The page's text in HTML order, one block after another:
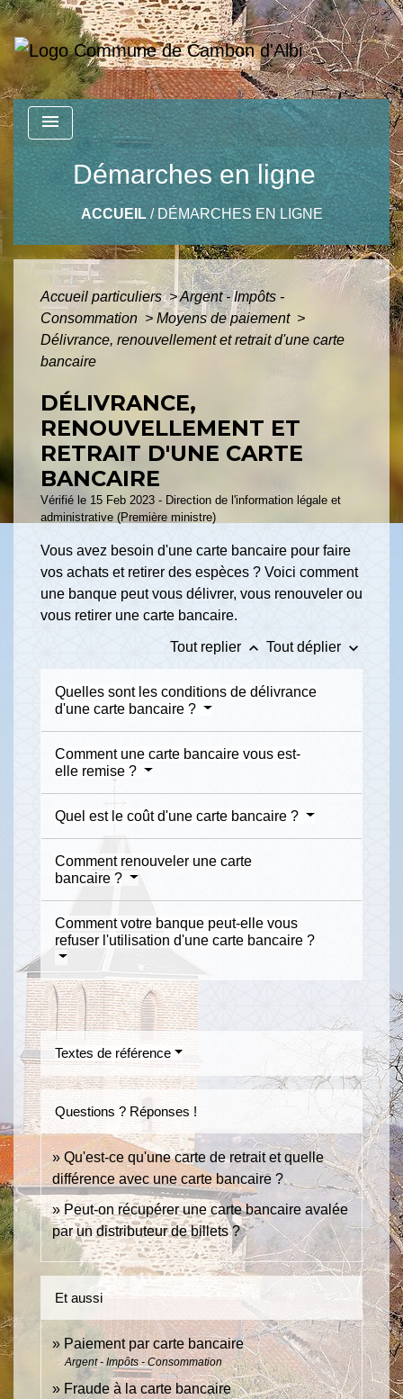
menu
Démarches en ligne
ACCUEIL/DÉMARCHES EN LIGNE
Accueil particuliers>Argent - Impôts -
Consommation > Moyens de paiement >
Délivrance, renouvellement et retrait d'une carte
bancaire
DÉLIVRANCE,
RENOUVELLEMENT ET
RETRAIT D'UNE CARTE
BANCAIRE
Vérifié le 15 Feb 2023 - Direction de l'information légale et
administrative (Première ministre)
Vous avez besoin d'une carte bancaire pour faire
vos achats et retirer des espèces ? Voici comment
une banque peut vous délivrer, vous renouveler ou
vous retirer une carte bancaire.
Tout replier keyboard_arrow_up Tout déplier keyboard_arrow_down
Quelles sont les conditions de délivrance
d'une carte bancaire ?
Comment une carte bancaire vous est-
elle remise ?
Quel est le coût d'une carte bancaire ?
Comment renouveler une carte
bancaire ?
Comment votre banque peut-elle vous
refuser l'utilisation d'une carte bancaire ?
Textes de référence
Questions ? Réponses !
Qu'est-ce qu'une carte de retrait et quelle
différence avec une carte bancaire ?
Peut-on récupérer une carte bancaire avalée
par un distributeur de billets ?
Et aussi
Paiement par carte bancaire
Argent - Impôts - Consommation
Fraude à la carte bancaire